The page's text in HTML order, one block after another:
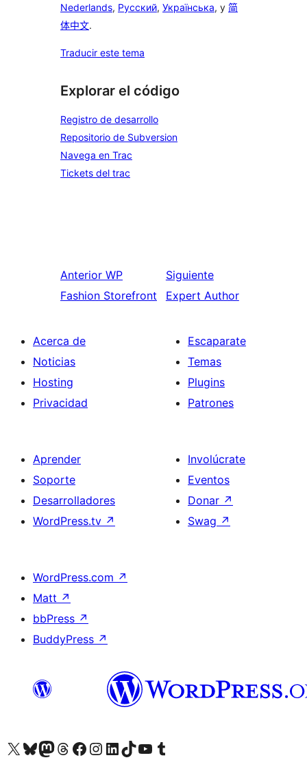
Nederlands, Русский, Українська, y 简
体中文.
Traducir este tema
Explorar el código
Registro de desarrollo
Repositorio de Subversion
Navega en Trac
Tickets del trac
Anterior WP
Fashion Storefront
Siguiente
Expert Author
Acerca de
Noticias
Hosting
Privacidad
Escaparate
Temas
Plugins
Patrones
Aprender
Soporte
Desarrolladores
WordPress.tv ↗
Involúcrate
Eventos
Donar ↗
Swag ↗
WordPress.com ↗
Matt ↗
bbPress ↗
BuddyPress ↗
Visita nuestra cuenta de X (anteriormente Twitter)
Visita nuestra cuenta de Bluesky
Visita nuestra cuenta de Mastodon
Visita nuestra cuenta de Threads
Visita nuestra página de Facebook
Visita nuestra cuenta de Instagram
Visita nuestra cuenta de LinkedIn
Visita nuestra cuenta de TikTok
Visita nuestro canal de YouTube
Visita nuestra cuenta de Tumblr